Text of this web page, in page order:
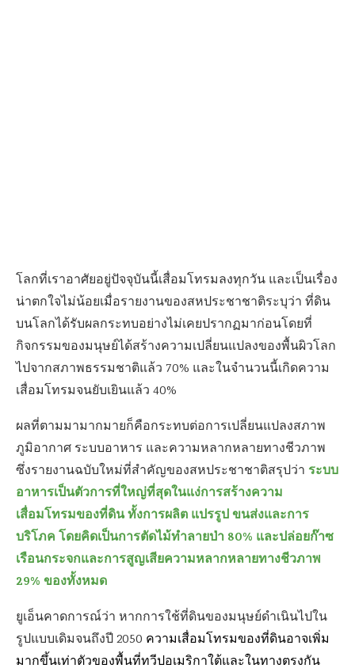
โลกที่เราอาศัยอยู่ปัจจุบันนี้เสื่อมโทรมลงทุกวัน และเป็นเรื่อง
น่าตกใจไม่น้อยเมื่อรายงานของสหประชาชาติระบุว่า ที่ดิน
บนโลกได้รับผลกระทบอย่างไม่เคยปรากฏมาก่อนโดยที่
กิจกรรมของมนุษย์ได้สร้างความเปลี่ยนแปลงของพื้นผิวโลก
ไปจากสภาพธรรมชาติแล้ว 70% และในจำนวนนี้เกิดความ
เสื่อมโทรมจนยับเยินแล้ว 40%
ผลที่ตามมามากมายก็คือกระทบต่อการเปลี่ยนแปลงสภาพ
ภูมิอากาศ ระบบอาหาร และความหลากหลายทางชีวภาพ
ซึ่งรายงานฉบับใหม่ที่สำคัญของสหประชาชาติสรุปว่า ระบบ
อาหารเป็นตัวการที่ใหญ่ที่สุดในแง่การสร้างความ
เสื่อมโทรมของที่ดิน ทั้งการผลิต แปรรูป ขนส่งและการ
บริโภค โดยคิดเป็นการตัดไม้ทำลายป่า 80% และปล่อยก๊าซ
เรือนกระจกและการสูญเสียความหลากหลายทางชีวภาพ
29% ของทั้งหมด
ยูเอ็นคาดการณ์ว่า หากการใช้ที่ดินของมนุษย์ดำเนินไปใน
รูปแบบเดิมจนถึงปี2050 ความเสื่อมโทรมของที่ดินอาจเพิ่ม
มากขึ้นเท่าตัวของพื้นที่ทวีปอเมริกาใต้และในทางตรงกัน